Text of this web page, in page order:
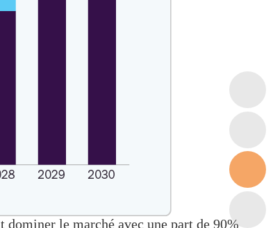
dominer le marché avec une part de 90%